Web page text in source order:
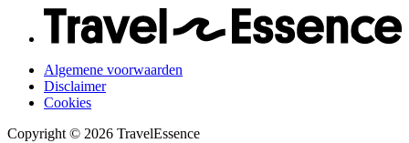
Algemene voorwaarden
Disclaimer
Cookies
Copyright © 2026 TravelEssence